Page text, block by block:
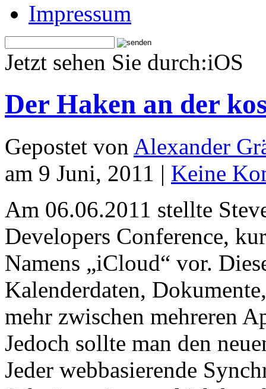
Impressum
Jetzt sehen Sie durch:iOS
Der Haken an der
Gepostet von Alexander
am 9 Juni, 2011 | Keine
Am 06.06.2011 stellte
Developers Conference,
Namens „iCloud“ vor.
Kalenderdaten,
mehr zwischen mehreren
Jedoch sollte man den
Jeder webbasierende